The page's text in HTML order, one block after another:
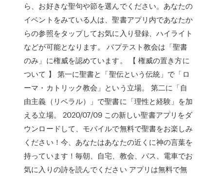
ら、お好きな聖句や節を選んでください。あなたの
イベントをみている人は、聖書アプリ内であなたか
らの参照をタップしてお気に入り登録、ハイライト
などが可能となります。 バプテスト教会は「聖書
のみ」に権威を認めています。 【 権威の置き方に
ついて 】 第一に聖書と「聖伝という伝統」で「ロ
ーマ・カトリック教会」という立場。 第二に「自
由主義（リベラル）」で聖書に「理性と経験」を加
える立場。 2020/07/09 この新しい聖書アプリをダ
ウンロードして、モバイルで無料で聖書をお楽しみ
ください！今、あなたはあなたの近くに神の言葉を
持っています！毎朝、自宅、教会、バス、電車でお
気に入りの詩を読んでください アプリは無料で無